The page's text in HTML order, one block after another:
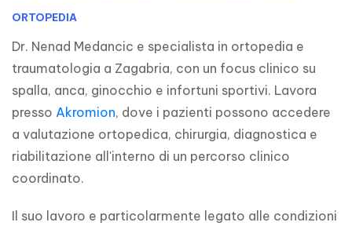
ORTOPEDIA
Dr. Nenad Medancic e specialista in ortopedia e
traumatologia a Zagabria, con un focus clinico su
spalla, anca, ginocchio e infortuni sportivi. Lavora
presso Akromion, dove i pazienti possono accedere
a valutazione ortopedica, chirurgia, diagnostica e
riabilitazione all'interno di un percorso clinico
coordinato.
Il suo lavoro e particolarmente legato alle condizioni